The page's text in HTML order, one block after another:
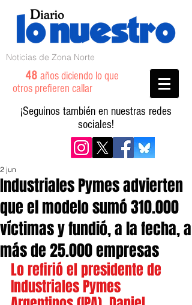
Noticias de Zona Norte
48 años diciendo lo que
otros prefieren callar
¡Seguinos también en nuestras redes
sociales!
Industriales Pymes advierten
que el modelo sumó 310.000
víctimas y fundió, a la fecha, a
más de 25.000 empresas
2 jun
Lo refirió el presidente de
Industriales Pymes